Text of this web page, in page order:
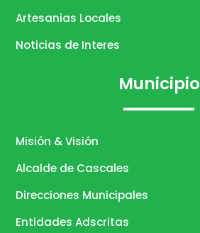
Artesanias Locales
Noticias de Interes
Municipio
Misión & Visión
Alcalde de Cascales
Direcciones Municipales
Entidades Adscritas